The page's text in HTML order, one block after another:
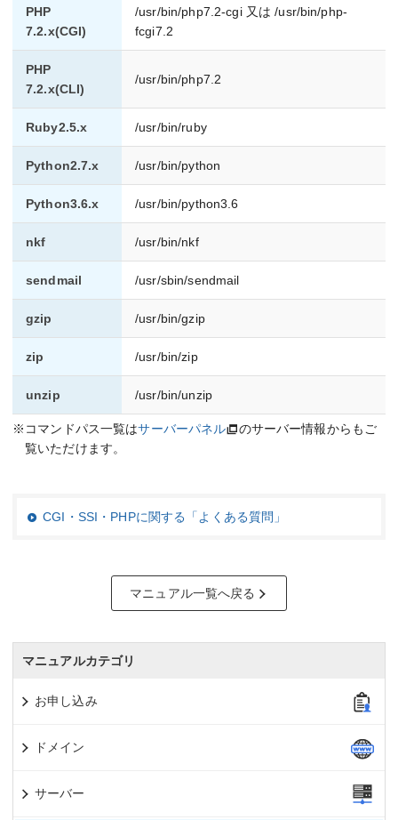
PHP
7.2.x(CGI)
/usr/bin/php7.2-cgi 又は /usr/bin/php-
fcgi7.2
PHP
7.2.x(CLI)
/usr/bin/php7.2
Ruby2.5.x /usr/bin/ruby
Python2.7.x /usr/bin/python
Python3.6.x /usr/bin/python3.6
nkf /usr/bin/nkf
sendmail /usr/sbin/sendmail
gzip /usr/bin/gzip
zip /usr/bin/zip
unzip /usr/bin/unzip
※コマンドパス一覧はサーバーパネル
のサーバー情報からもご
覧いただけます。
CGI・SSI・PHPに関する「よくある質問」
マニュアル一覧へ戻る
マニュアルカテゴリ
お申し込み
ドメイン
サーバー